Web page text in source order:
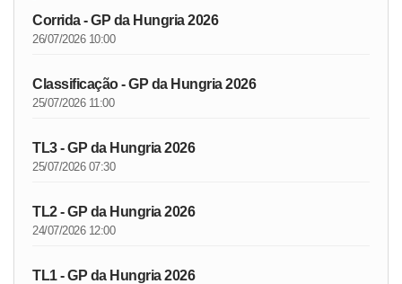
Corrida - GP da Hungria 2026
26/07/2026 10:00
Classificação - GP da Hungria 2026
25/07/2026 11:00
TL3 - GP da Hungria 2026
25/07/2026 07:30
TL2 - GP da Hungria 2026
24/07/2026 12:00
TL1 - GP da Hungria 2026